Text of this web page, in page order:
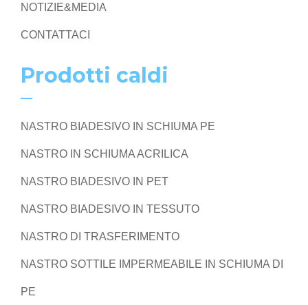
NOTIZIE&MEDIA
CONTATTACI
Prodotti caldi
NASTRO BIADESIVO IN SCHIUMA PE
NASTRO IN SCHIUMA ACRILICA
NASTRO BIADESIVO IN PET
NASTRO BIADESIVO IN TESSUTO
NASTRO DI TRASFERIMENTO
NASTRO SOTTILE IMPERMEABILE IN SCHIUMA DI
PE